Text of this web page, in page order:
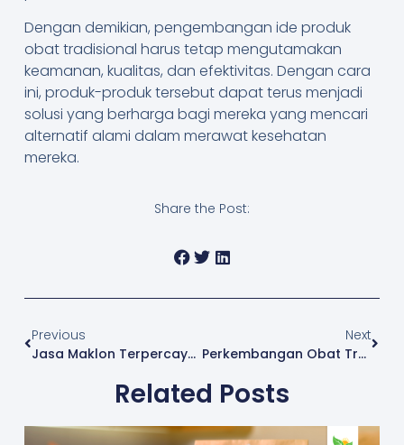
Dengan demikian, pengembangan ide produk
obat tradisional harus tetap mengutamakan
keamanan, kualitas, dan efektivitas. Dengan cara
ini, produk-produk tersebut dapat terus menjadi
solusi yang berharga bagi mereka yang mencari
alternatif alami dalam merawat kesehatan
mereka.
Share the Post:
Previous
Jasa Maklon Terpercaya, Ayo Wujudkan Produk Impianmu
Next
Perkembangan Obat Tradisional Dan Jejak Sejarahnya Di Nusantara
Related Posts